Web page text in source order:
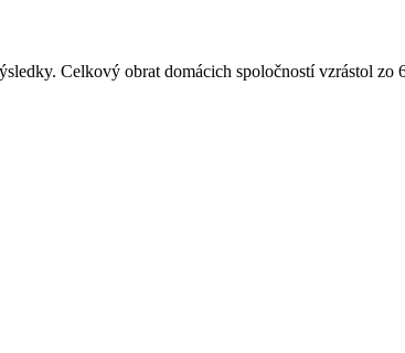
Celkový obrat domácich spoločností vzrástol